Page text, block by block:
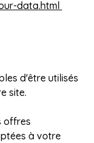
data.html
d'être utilisés
site.
offres
à votre